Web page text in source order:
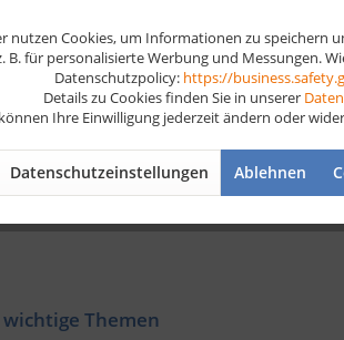
zwischenSachinvestitionen(z. B.
Finanzinvestitionen(z. B. Beteiligungen an
undimmateriellen Investitionen(z. B.
Themen
nutzen Cookies, um Informationen zu speichern
B. für personalisierte Werbung und Messungen.
Datenschutzpolicy: https://
Details zu Cookies finden Sie in unserer
Ihre Einwilligung jederzeit ändern oder
Datenschutzeinstellungen Ablehnen